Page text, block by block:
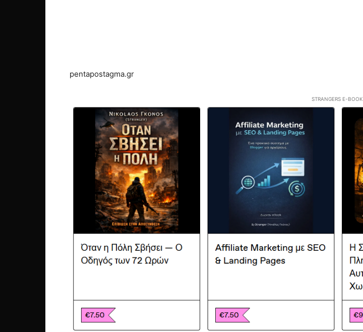
pentapostagma.gr
STRANGERS E-